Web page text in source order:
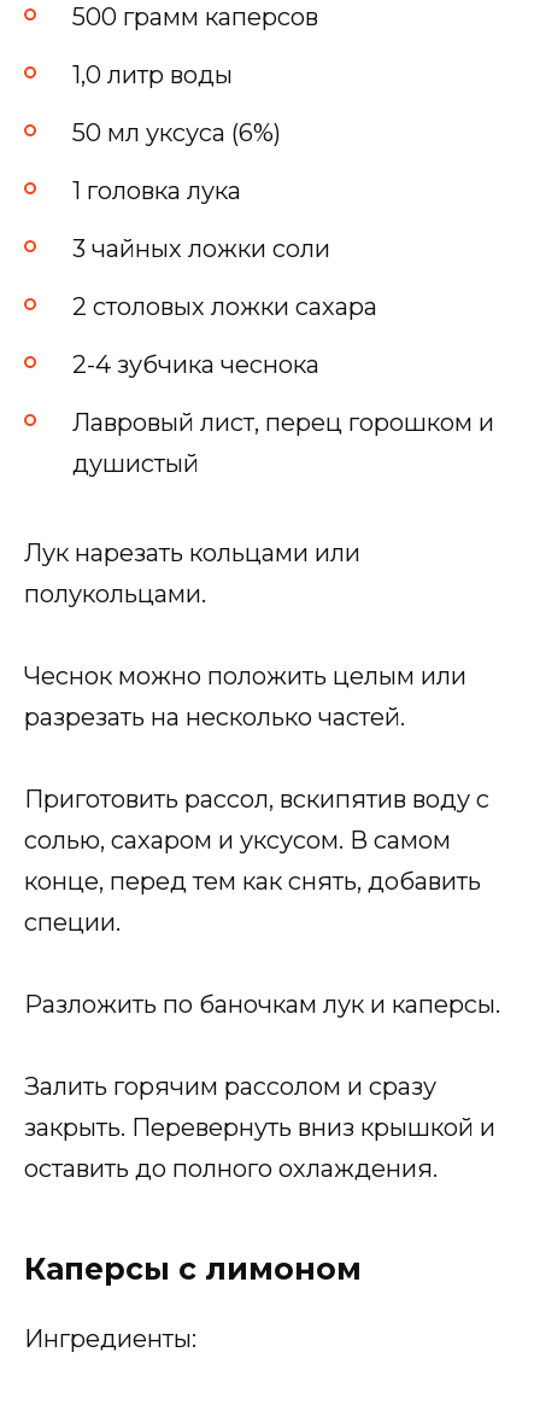
500 грамм каперсов
1,0 литр воды
50 мл уксуса (6%)
1 головка лука
3 чайных ложки соли
2 столовых ложки сахара
2-4 зубчика чеснока
Лавровый лист, перец горошком и
душистый
Лук нарезать кольцами или
полукольцами.
Чеснок можно положить целым или
разрезать на несколько частей.
Приготовить рассол, вскипятив воду с
солью, сахаром и уксусом. В самом
конце, перед тем как снять, добавить
специи.
Разложить по баночкам лук и каперсы.
Залить горячим рассолом и сразу
закрыть. Перевернуть вниз крышкой и
оставить до полного охлаждения.
Каперсы с лимоном
Ингредиенты: